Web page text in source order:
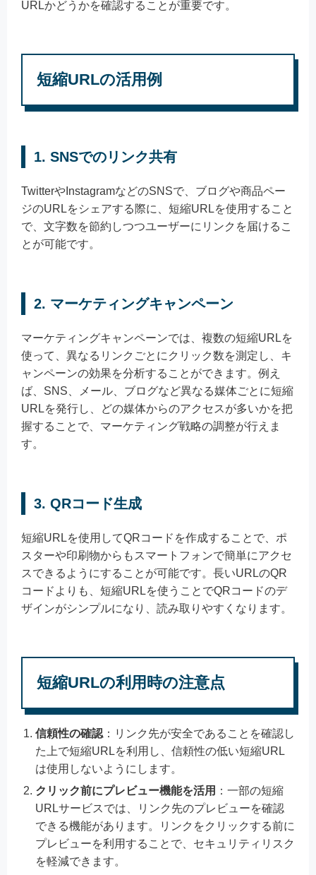
URLかどうかを確認することが重要です。
短縮URLの活用例
1. SNSでのリンク共有
TwitterやInstagramなどのSNSで、ブログや商品ペー
ジのURLをシェアする際に、短縮URLを使用すること
で、文字数を節約しつつユーザーにリンクを届けるこ
とが可能です。
2. マーケティングキャンペーン
マーケティングキャンペーンでは、複数の短縮URLを
使って、異なるリンクごとにクリック数を測定し、キ
ャンペーンの効果を分析することができます。例え
ば、SNS、メール、ブログなど異なる媒体ごとに短縮
URLを発行し、どの媒体からのアクセスが多いかを把
握することで、マーケティング戦略の調整が行えま
す。
3. QRコード生成
短縮URLを使用してQRコードを作成することで、ポ
スターや印刷物からもスマートフォンで簡単にアクセ
スできるようにすることが可能です。長いURLのQR
コードよりも、短縮URLを使うことでQRコードのデ
ザインがシンプルになり、読み取りやすくなります。
短縮URLの利用時の注意点
信頼性の確認 ：リンク先が安全であることを確認し
た上で短縮URLを利用し、信頼性の低い短縮URL
は使用しないようにします。
クリック前にプレビュー機能を活用 ：一部の短縮
URLサービスでは、リンク先のプレビューを確認
できる機能があります。リンクをクリックする前に
プレビューを利用することで、セキュリティリスク
を軽減できます。